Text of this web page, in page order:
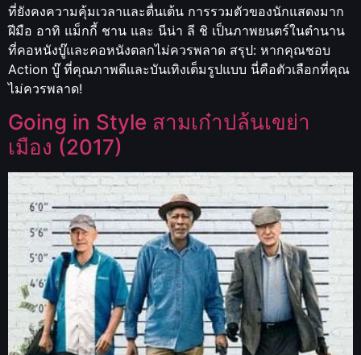
ที่ยังคงความคุ้มเวลาและตื่นเต้น การรวมตัวของนักแสดงมาก
ฝีมือ อาทิ แม็กกี้ ชาน และ นีน่า ลี ชิ เป็นภาพยนตร์ในตำนาน
ที่คอหนังบู๊และคอหนังตลกไม่ควรพลาด สรุป: หากคุณชอบ
Action บู๊ ที่คุณภาพดีและบันเทิงเต็มรูปแบบ นี่คือตัวเลือกที่คุณ
ไม่ควรพลาด!
Going in Style สามเก๋าปล้นเขย่า
เมือง (2017)